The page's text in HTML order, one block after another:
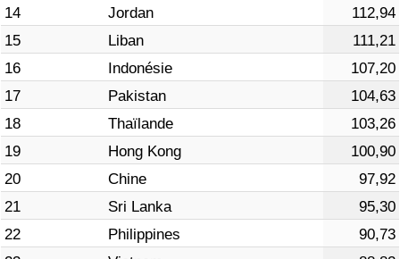
14
Jordan
112,94
15
Liban
111,21
16
Indonésie
107,20
17
Pakistan
104,63
18
Thaïlande
103,26
19
Hong Kong
100,90
20
Chine
97,92
21
Sri Lanka
95,30
22
Philippines
90,73